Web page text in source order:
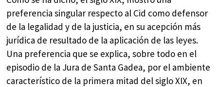
preferencia singular respecto al Cid como defensor
de la legalidad y de la justicia, en su acepción más
jurídica de resultado de la aplicación de las leyes.
Una preferencia que se explica, sobre todo en el
episodio de la Jura de Santa Gadea, por el ambiente
característico de la primera mitad del siglo XIX, en